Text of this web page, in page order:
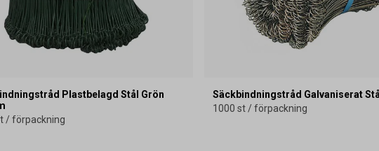
Plastbelagd Stål Grön
/ förpackning
Säckbindningstråd Galvaniserat
1000 st / förpackning